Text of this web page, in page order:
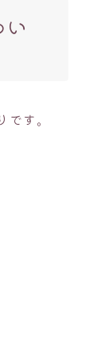
す。